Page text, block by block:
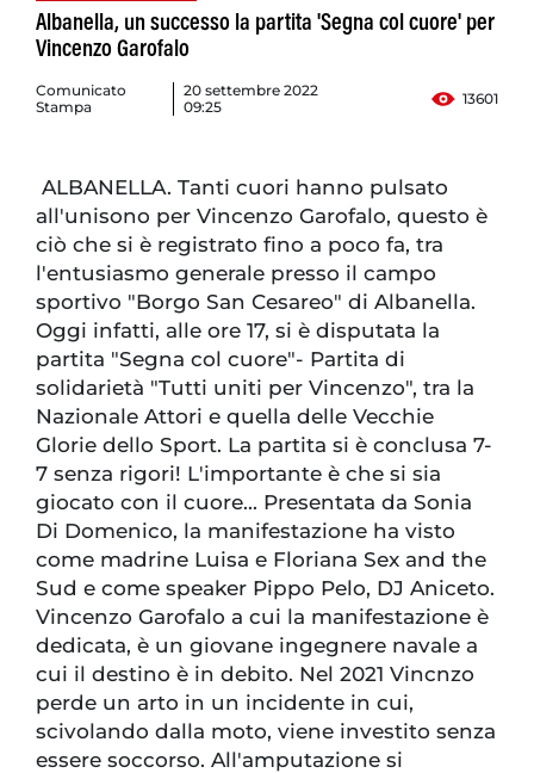
Albanella, un successo la partita 'Segna col cuore' per
Vincenzo Garofalo
Comunicato
Stampa
20 settembre 2022
09:25
13601
ALBANELLA. Tanti cuori hanno pulsato
all'unisono per Vincenzo Garofalo, questo è
ciò che si è registrato fino a poco fa, tra
l'entusiasmo generale presso il campo
sportivo "Borgo San Cesareo" di Albanella.
Oggi infatti, alle ore 17, si è disputata la
partita "Segna col cuore"- Partita di
solidarietà "Tutti uniti per Vincenzo", tra la
Nazionale Attori e quella delle Vecchie
Glorie dello Sport. La partita si è conclusa 7-
7 senza rigori! L'importante è che si sia
giocato con il cuore... Presentata da Sonia
Di Domenico, la manifestazione ha visto
come madrine Luisa e Floriana Sex and the
Sud e come speaker Pippo Pelo, DJ Aniceto.
Vincenzo Garofalo a cui la manifestazione è
dedicata, è un giovane ingegnere navale a
cui il destino è in debito. Nel 2021 Vincnzo
perde un arto in un incidente in cui,
scivolando dalla moto, viene investito senza
essere soccorso. All'amputazione si